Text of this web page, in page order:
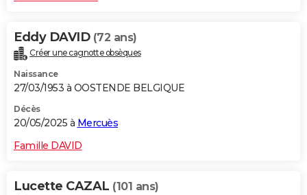
Eddy DAVID (72 ans)
Créer une cagnotte obsèques
Naissance
27/03/1953 à OOSTENDE BELGIQUE
Décès
20/05/2025 à Mercuès
Famille DAVID
Lucette CAZAL (101 ans)